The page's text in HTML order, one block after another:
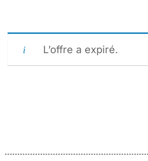
L’offre a expiré.